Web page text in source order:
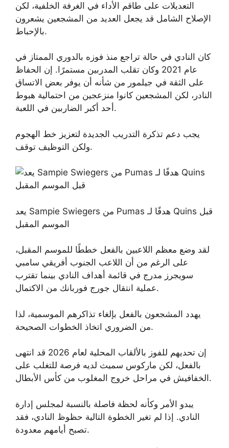
التعديلات على طاقم الأداء في الغرفة الخلفية، لكن
الإصلاح الشامل قد يجعل العديد من المشجعين يشعرون
بالإحباط.
كان النادي في حالة تراجع منذ فوزه بالدوري الممتاز في
عام 2021 وكان تقلب المدربين مستمرًا. إن الحفاظ
على الثقة في جيلمور من شأنه أن يوفر بعض الاتساق
النادر، لكن المشجعين كانوا منزعجين من احتمالية هبوط
أحد أكبر الضاربين في اللعبة.
يجب دعم تذكرة التدريب الجديدة لتعزيز خط الهجوم
ولكن التوظيف توقف.
يعد Sampie Swiegers من Pumas هدفًا لـ Quins قبل
الموسم المقبل
لقد وضع معظم اللاعبين بالفعل خططًا للموسم المقبل،
على الرغم من أن اللاعب الجنوب أفريقي سامبي
سويجرز مدرج في قائمة أهداف النادي بينما تقترب
عملية انتقال جورج فوربانك من الاكتمال.
يهدد المشجعون بالفعل بإلغاء تذاكرهم الموسمية، لذا
من الضروري اتخاذ الخطوات الصحيحة.
إن تحديهم للفوز بالألقاب المحلية لعام 2026 قد انتهى
بالفعل، لكن ماركوس سميث لديه فرصة للتغلب على
الخفافيش في مراحل خروج المغلوب من كأس الأبطال.
يبدو الأمر وكأنه لحظة فاصلة بالنسبة لمجلس إدارة
النادي. إذا لم تغير الخطوة التالية حظوظ النادي، فقد
تصبح أيامهم معدودة.